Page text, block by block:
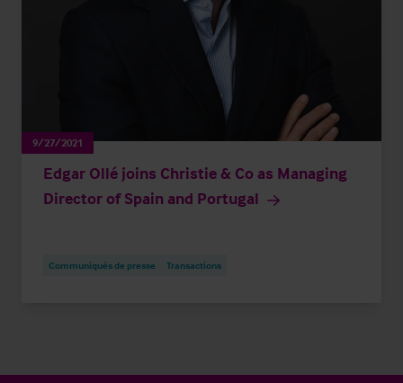
9/27/2021
Edgar Ollé joins Christie & Co as Managing
Director of Spain and Portugal
Communiqués de presse Transactions